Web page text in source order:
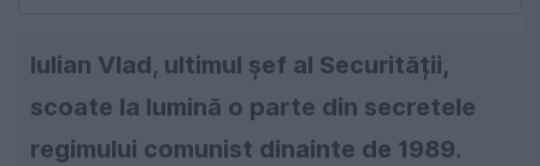
Iulian Vlad, ultimul șef al Securității,
scoate la lumină o parte din secretele
regimului comunist dinainte de 1989.